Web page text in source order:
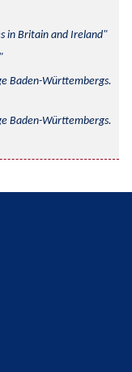
in Britain and Ireland
Baden-Württembergs.
Baden-Württembergs.